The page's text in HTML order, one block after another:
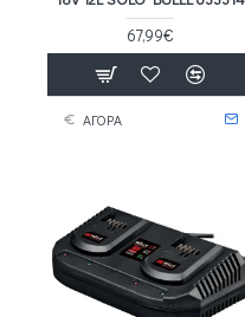
67,99€
ΑΓΟΡΑ